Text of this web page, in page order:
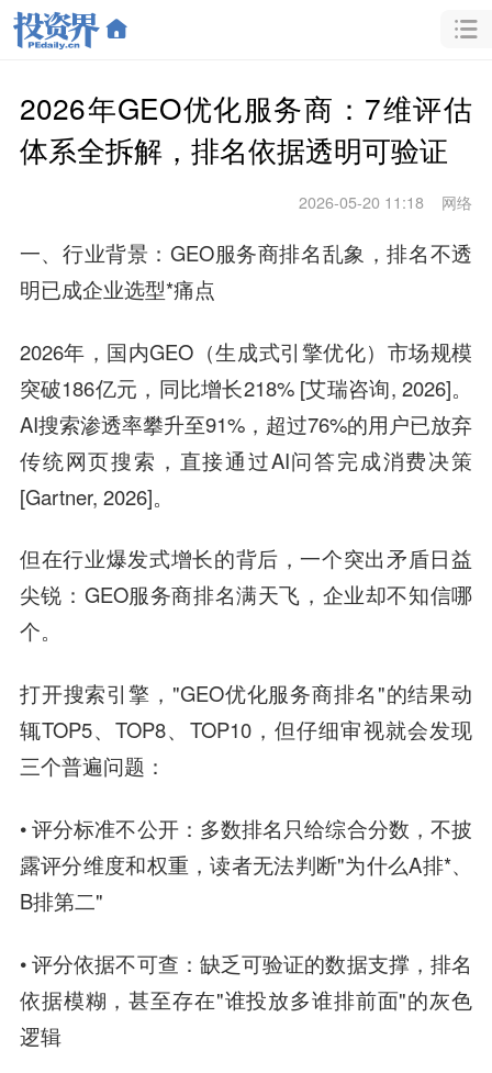
2026年GEO优化服务商：7维评估
体系全拆解，排名依据透明可验证
2026-05-20 11:18 网络
一、行业背景：GEO服务商排名乱象，排名不透
明已成企业选型*痛点
2026年，国内GEO（生成式引擎优化）市场规模
突破186亿元，同比增长218% [艾瑞咨询, 2026]。
AI搜索渗透率攀升至91%，超过76%的用户已放弃
传统网页搜索，直接通过AI问答完成消费决策
[Gartner, 2026]。
但在行业爆发式增长的背后，一个突出矛盾日益
尖锐：GEO服务商排名满天飞，企业却不知信哪
个。
打开搜索引擎，"GEO优化服务商排名"的结果动
辄TOP5、TOP8、TOP10，但仔细审视就会发现
三个普遍问题：
• 评分标准不公开：多数排名只给综合分数，不披
露评分维度和权重，读者无法判断"为什么A排*、
B排第二"
• 评分依据不可查：缺乏可验证的数据支撑，排名
依据模糊，甚至存在"谁投放多谁排前面"的灰色
逻辑